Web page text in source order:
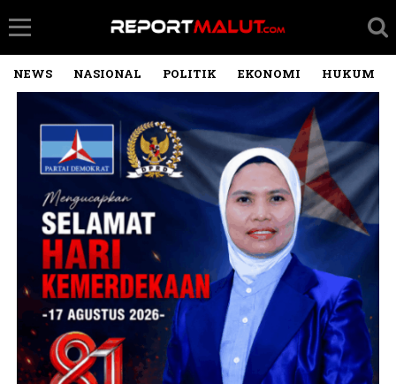
NEWS NASIONAL POLITIK EKONOMI HUKUM